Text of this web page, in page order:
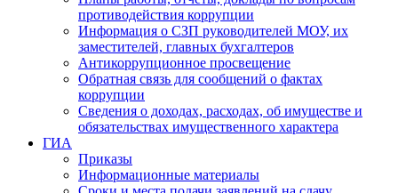
противодействия коррупции
Информация о СЗП руководителей МОУ, их
заместителей, главных бухгалтеров
Антикоррупционное просвещение
Обратная связь для сообщений о фактах
коррупции
Сведения о доходах, расходах, об имуществе и
обязательствах имущественного характера
ГИА
Приказы
Информационные материалы